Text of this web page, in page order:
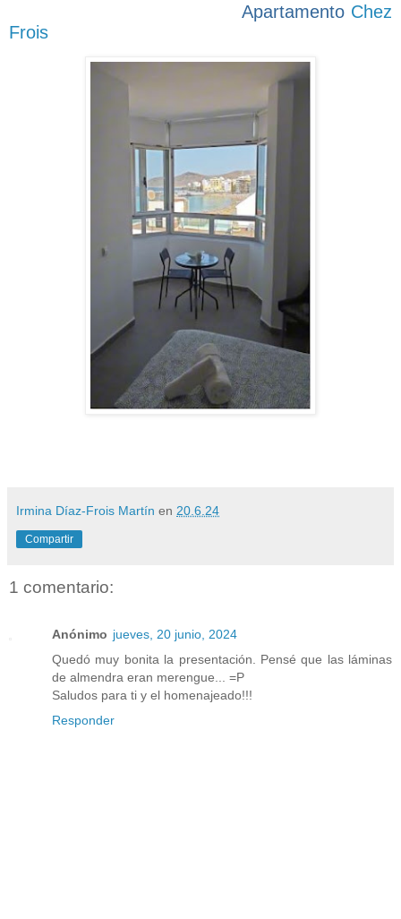
Apartamento Chez
Frois
Irmina Díaz-Frois Martín en 20.6.24
Compartir
1 comentario:
Anónimo jueves, 20 junio, 2024
Quedó muy bonita la presentación. Pensé que las láminas
de almendra eran merengue... =P
Saludos para ti y el homenajeado!!!
Responder